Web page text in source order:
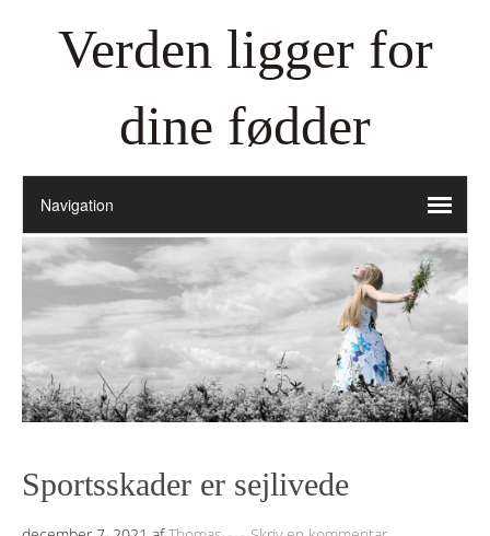
Verden ligger for
dine fødder
Sportsskader er sejlivede